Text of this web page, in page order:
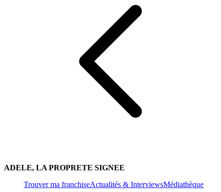
ADELE, LA PROPRETE SIGNEE
Trouver ma franchiseActualités & InterviewsMédiathèque